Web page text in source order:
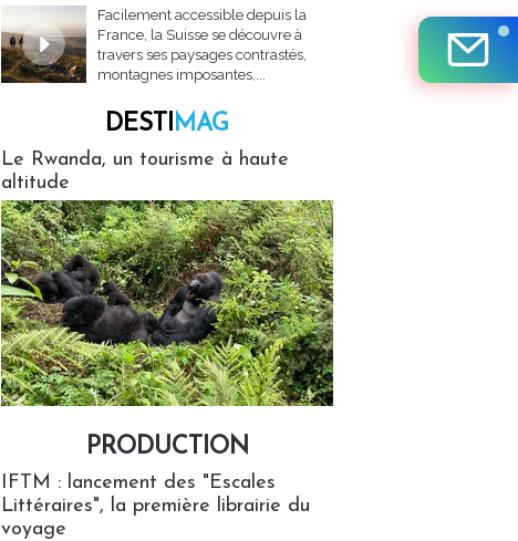
Facilement accessible depuis la
France, la Suisse se découvre à
travers ses paysages contrastés,
montagnes imposantes,...
DESTIMAG
Le Rwanda, un tourisme à haute
altitude
PRODUCTION
IFTM : lancement des "Escales
Littéraires", la première librairie du
voyage